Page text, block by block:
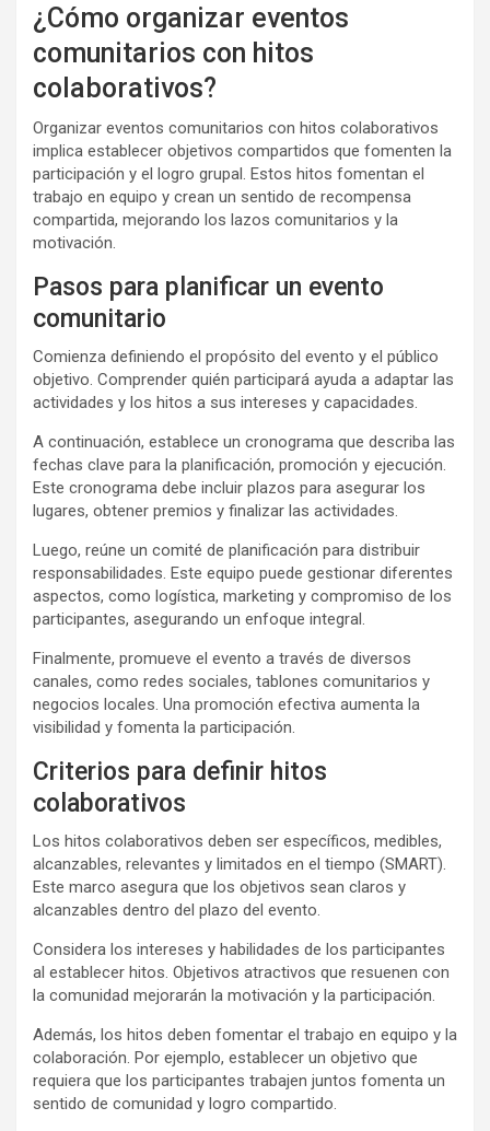
¿Cómo organizar eventos
comunitarios con hitos
colaborativos?
Organizar eventos comunitarios con hitos colaborativos
implica establecer objetivos compartidos que fomenten la
participación y el logro grupal. Estos hitos fomentan el
trabajo en equipo y crean un sentido de recompensa
compartida, mejorando los lazos comunitarios y la
motivación.
Pasos para planificar un evento
comunitario
Comienza definiendo el propósito del evento y el público
objetivo. Comprender quién participará ayuda a adaptar las
actividades y los hitos a sus intereses y capacidades.
A continuación, establece un cronograma que describa las
fechas clave para la planificación, promoción y ejecución.
Este cronograma debe incluir plazos para asegurar los
lugares, obtener premios y finalizar las actividades.
Luego, reúne un comité de planificación para distribuir
responsabilidades. Este equipo puede gestionar diferentes
aspectos, como logística, marketing y compromiso de los
participantes, asegurando un enfoque integral.
Finalmente, promueve el evento a través de diversos
canales, como redes sociales, tablones comunitarios y
negocios locales. Una promoción efectiva aumenta la
visibilidad y fomenta la participación.
Criterios para definir hitos
colaborativos
Los hitos colaborativos deben ser específicos, medibles,
alcanzables, relevantes y limitados en el tiempo (SMART).
Este marco asegura que los objetivos sean claros y
alcanzables dentro del plazo del evento.
Considera los intereses y habilidades de los participantes
al establecer hitos. Objetivos atractivos que resuenen con
la comunidad mejorarán la motivación y la participación.
Además, los hitos deben fomentar el trabajo en equipo y la
colaboración. Por ejemplo, establecer un objetivo que
requiera que los participantes trabajen juntos fomenta un
sentido de comunidad y logro compartido.